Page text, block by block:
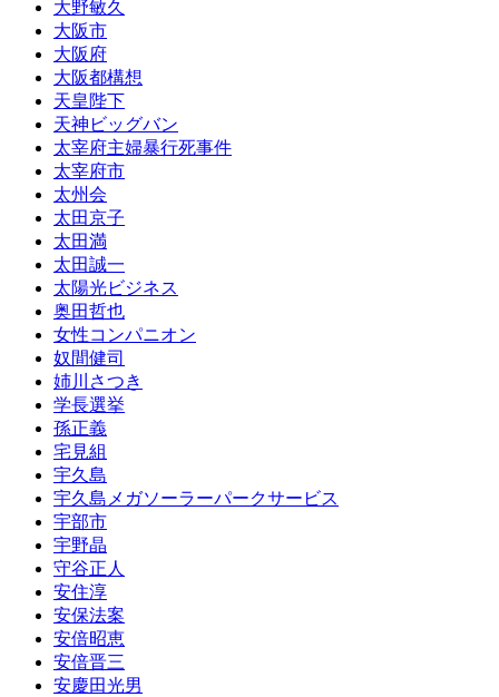
大野敏久
大阪市
大阪府
大阪都構想
天皇陛下
天神ビッグバン
太宰府主婦暴行死事件
太宰府市
太州会
太田京子
太田満
太田誠一
太陽光ビジネス
奥田哲也
女性コンパニオン
奴間健司
姉川さつき
学長選挙
孫正義
宅見組
宇久島
宇久島メガソーラーパークサービス
宇部市
宇野晶
守谷正人
安住淳
安保法案
安倍昭恵
安倍晋三
安慶田光男